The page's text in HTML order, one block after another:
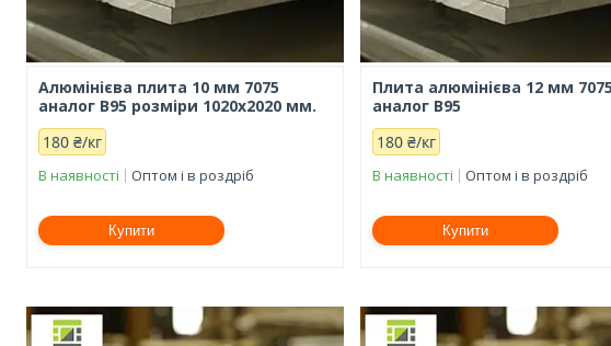
Алюмінієва плита 10 мм 7075
аналог В95 розміри 1020х2020 мм.
180 ₴/кг
В наявності Оптом і в роздріб
Купити
Плита алюмінієва 12 мм 7075
аналог В95
180 ₴/кг
В наявності Оптом і в роздріб
Купити